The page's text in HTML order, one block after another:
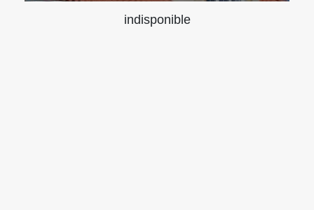
indisponible